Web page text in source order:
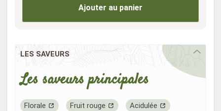
Ajouter au panier
LES SAVEURS
Les saveurs principales
Florale Fruit rouge Acidulée